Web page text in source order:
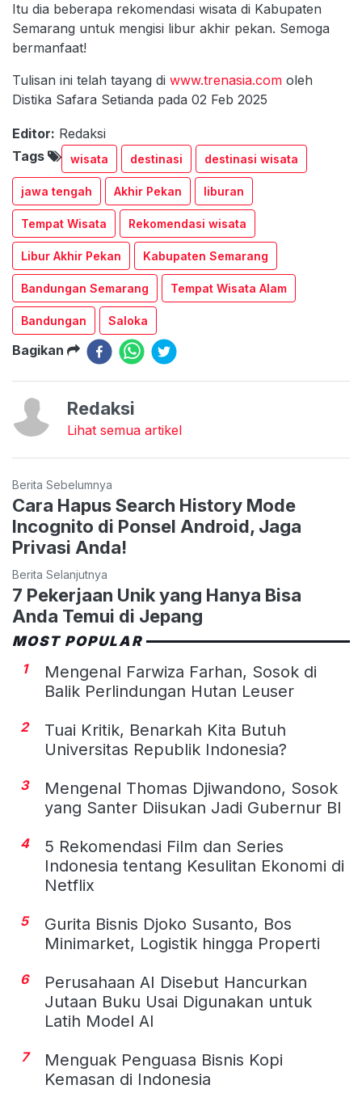
Itu dia beberapa rekomendasi wisata di Kabupaten
Semarang untuk mengisi libur akhir pekan. Semoga
bermanfaat!
Tulisan ini telah tayang di www.trenasia.com oleh
Distika Safara Setianda pada 02 Feb 2025
Editor: Redaksi
Tags
wisata destinasi destinasi wisata
jawa tengah Akhir Pekan liburan
Tempat Wisata Rekomendasi wisata
Libur Akhir Pekan Kabupaten Semarang
Bandungan Semarang Tempat Wisata Alam
Bandungan Saloka
Bagikan
Redaksi
Lihat semua artikel
Berita Sebelumnya
Cara Hapus Search History Mode
Incognito di Ponsel Android, Jaga
Privasi Anda!
Berita Selanjutnya
7 Pekerjaan Unik yang Hanya Bisa
Anda Temui di Jepang
MOST POPULAR
1
Mengenal Farwiza Farhan, Sosok di
Balik Perlindungan Hutan Leuser
2
Tuai Kritik, Benarkah Kita Butuh
Universitas Republik Indonesia?
3
Mengenal Thomas Djiwandono, Sosok
yang Santer Diisukan Jadi Gubernur BI
4
5 Rekomendasi Film dan Series
Indonesia tentang Kesulitan Ekonomi di
Netflix
5
Gurita Bisnis Djoko Susanto, Bos
Minimarket, Logistik hingga Properti
6
Perusahaan AI Disebut Hancurkan
Jutaan Buku Usai Digunakan untuk
Latih Model AI
7
Menguak Penguasa Bisnis Kopi
Kemasan di Indonesia